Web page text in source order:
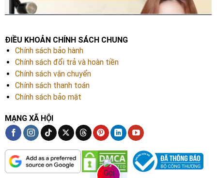
ĐIỀU KHOẢN CHÍNH SÁCH CHUNG
Chính sách bảo hành
Chính sách đổi trả và hoàn tiền
Chính sách vận chuyển
Chính sách thanh toán
Chính sách bảo mật
MẠNG XÃ HỘI